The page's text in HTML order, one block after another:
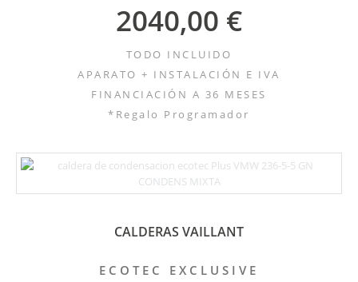
2040,00 €
TODO INCLUIDO
APARATO + INSTALACIÓN E IVA
FINANCIACIÓN A 36 MESES
*Regalo Programador
CALDERAS VAILLANT
ECOTEC EXCLUSIVE